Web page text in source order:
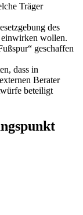
Träger
des
einwirken wollen.
geschaffen
dass in
Berater
beteiligt